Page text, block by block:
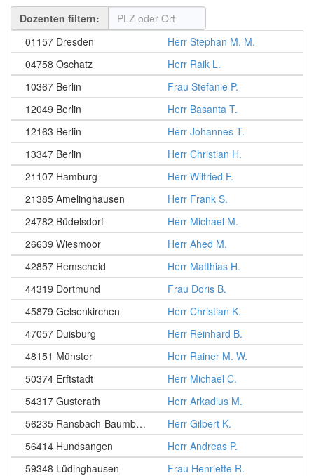
Dozenten filtern:
01157 Dresden
Herr Stephan M. M.
04758 Oschatz
Herr Raik L.
10367 Berlin
Frau Stefanie P.
12049 Berlin
Herr Basanta T.
12163 Berlin
Herr Johannes T.
13347 Berlin
Herr Christian H.
21107 Hamburg
Herr Wilfried F.
21385 Amelinghausen
Herr Frank S.
24782 Büdelsdorf
Herr Michael M.
26639 Wiesmoor
Herr Ahed M.
42857 Remscheid
Herr Matthias H.
44319 Dortmund
Frau Doris B.
45879 Gelsenkirchen
Herr Christian K.
47057 Duisburg
Herr Reinhard B.
48151 Münster
Herr Rainer M. W.
50374 Erftstadt
Herr Michael C.
54317 Gusterath
Herr Arkadius M.
56235 Ransbach-Baumbach
Herr Gilbert K.
56414 Hundsangen
Herr Andreas P.
59348 Lüdinghausen
Frau Henriette R.